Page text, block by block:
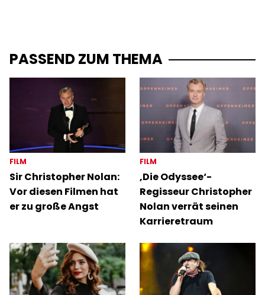
PASSEND ZUM THEMA
FILM
Sir Christopher Nolan:
Vor diesen Filmen hat
er zu große Angst
FILM
‚Die Odyssee‘-
Regisseur Christopher
Nolan verrät seinen
Karrieretraum